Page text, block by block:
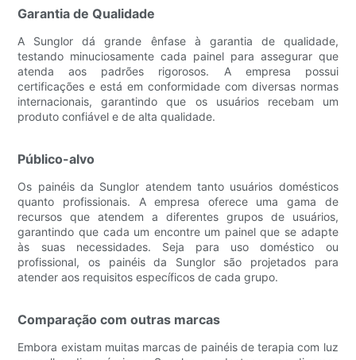
Garantia de Qualidade
A Sunglor dá grande ênfase à garantia de qualidade,
testando minuciosamente cada painel para assegurar que
atenda aos padrões rigorosos. A empresa possui
certificações e está em conformidade com diversas normas
internacionais, garantindo que os usuários recebam um
produto confiável e de alta qualidade.
Público-alvo
Os painéis da Sunglor atendem tanto usuários domésticos
quanto profissionais. A empresa oferece uma gama de
recursos que atendem a diferentes grupos de usuários,
garantindo que cada um encontre um painel que se adapte
às suas necessidades. Seja para uso doméstico ou
profissional, os painéis da Sunglor são projetados para
atender aos requisitos específicos de cada grupo.
Comparação com outras marcas
Embora existam muitas marcas de painéis de terapia com luz